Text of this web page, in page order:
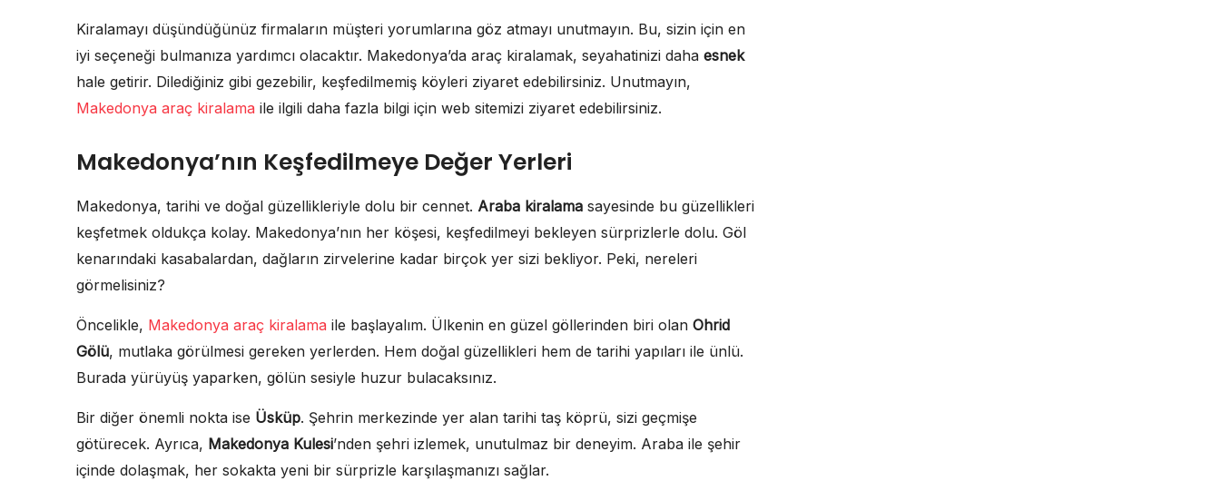
Kiralamayı düşündüğünüz firmaların müşteri yorumlarına göz atmayı unutmayın. Bu, sizin için en
iyi seçeneği bulmanıza yardımcı olacaktır. Makedonya’da araç kiralamak, seyahatinizi daha esnek
hale getirir. Dilediğiniz gibi gezebilir, keşfedilmemiş köyleri ziyaret edebilirsiniz. Unutmayın,
Makedonya araç kiralama ile ilgili daha fazla bilgi için web sitemizi ziyaret edebilirsiniz.
Makedonya’nın Keşfedilmeye Değer Yerleri
Makedonya, tarihi ve doğal güzellikleriyle dolu bir cennet. Araba kiralama sayesinde bu güzellikleri
keşfetmek oldukça kolay. Makedonya’nın her köşesi, keşfedilmeyi bekleyen sürprizlerle dolu. Göl
kenarındaki kasabalardan, dağların zirvelerine kadar birçok yer sizi bekliyor. Peki, nereleri
görmelisiniz?
Öncelikle, Makedonya araç kiralama ile başlayalım. Ülkenin en güzel göllerinden biri olan Ohrid
Gölü, mutlaka görülmesi gereken yerlerden. Hem doğal güzellikleri hem de tarihi yapıları ile ünlü.
Burada yürüyüş yaparken, gölün sesiyle huzur bulacaksınız.
Bir diğer önemli nokta ise Üsküp. Şehrin merkezinde yer alan tarihi taş köprü, sizi geçmişe
götürecek. Ayrıca, Makedonya Kulesi’nden şehri izlemek, unutulmaz bir deneyim. Araba ile şehir
içinde dolaşmak, her sokakta yeni bir sürprizle karşılaşmanızı sağlar.